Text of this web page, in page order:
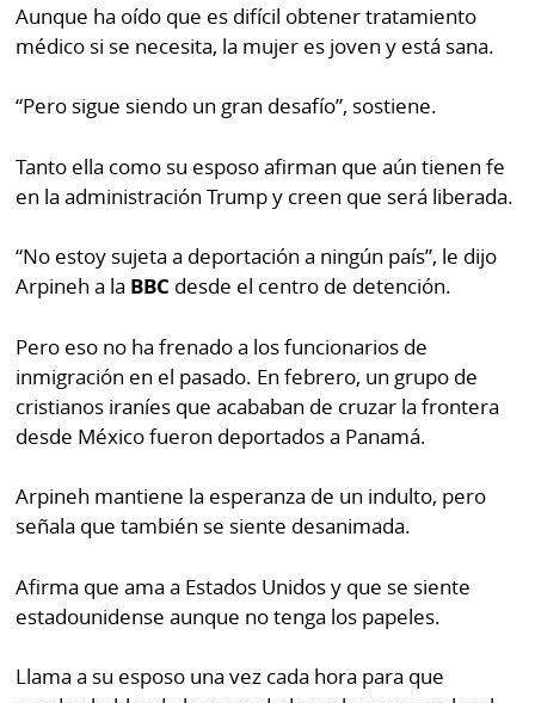
Aunque ha oído que es difícil obtener tratamiento
médico si se necesita, la mujer es joven y está sana.
“Pero sigue siendo un gran desafío”, sostiene.
Tanto ella como su esposo afirman que aún tienen fe
en la administración Trump y creen que será liberada.
“No estoy sujeta a deportación a ningún país”, le dijo
Arpineh a la BBC desde el centro de detención.
Pero eso no ha frenado a los funcionarios de
inmigración en el pasado. En febrero, un grupo de
cristianos iraníes que acababan de cruzar la frontera
desde México fueron deportados a Panamá.
Arpineh mantiene la esperanza de un indulto, pero
señala que también se siente desanimada.
Afirma que ama a Estados Unidos y que se siente
estadounidense aunque no tenga los papeles.
Llama a su esposo una vez cada hora para que